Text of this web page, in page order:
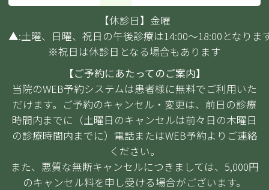
【休診日】金曜
▲:土曜、日曜、祝日の午後診療は14:00～18:00となりま
※祝日は休診日となる場合もあります
【ご予約にあたってのご案内】
当院のWEB予約システムは患者様に無料でご利用いた
だけます。ご予約のキャンセル・変更は、前日の診療
時間内までに（土曜日のキャンセルは前々日の木曜日
の診療時間内までに）電話またはWEB予約よりご連絡
ください。
また、悪質な無断キャンセルにつきましては、5,000円
のキャンセル料を申し受ける場合がございます。